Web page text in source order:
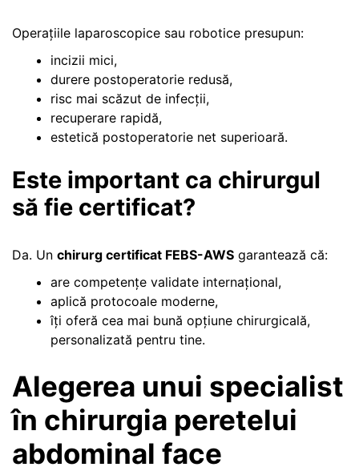
Operațiile laparoscopice sau robotice presupun:
incizii mici,
durere postoperatorie redusă,
risc mai scăzut de infecții,
recuperare rapidă,
estetică postoperatorie net superioară.
Este important ca chirurgul
să fie certificat?
Da. Un chirurg certificat FEBS-AWS garantează că:
are competențe validate internațional,
aplică protocoale moderne,
îți oferă cea mai bună opțiune chirurgicală,
personalizată pentru tine.
Alegerea unui specialist
în chirurgia peretelui
abdominal face